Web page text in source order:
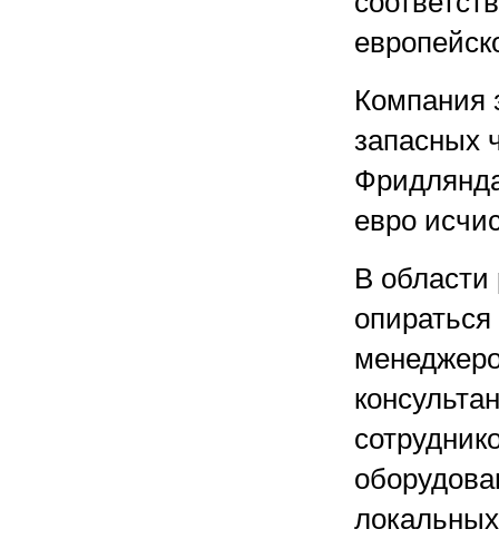
Компания
запасных
евро
В области